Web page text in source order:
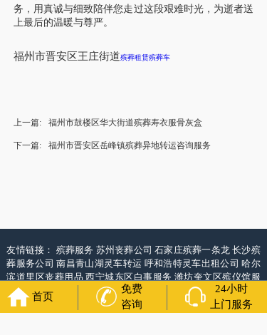
务，用真诚与细致陪伴您走过这段艰难时光，为逝者送
上最后的温暖与尊严。
福州市晋安区王庄街道殡葬租赁殡葬车
上一篇: 福州市鼓楼区华大街道殡葬寿衣服骨灰盒
下一篇: 福州市晋安区岳峰镇殡葬异地转运咨询服务
友情链接： 殡葬服务 苏州丧葬公司石家庄殡葬一条龙长沙殡
葬服务公司南昌青山湖灵车转运 呼和浩特灵车出租公司哈尔
滨道里区丧葬用品西宁城东区白事服务潍坊奎文区殡仪馆服
务乳山寿衣店铺 杭州上城区灵堂布置 沈阳浑南区殡葬平台
国墓地网中国非急救转运网网站建设 中国殡葬一条龙网中国
首页
免费
咨询
24小时
上门服务